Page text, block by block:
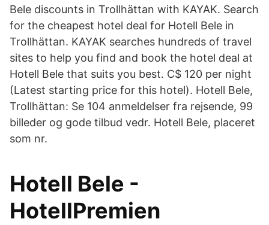
Bele discounts in Trollhättan with KAYAK. Search
for the cheapest hotel deal for Hotell Bele in
Trollhättan. KAYAK searches hundreds of travel
sites to help you find and book the hotel deal at
Hotell Bele that suits you best. C$ 120 per night
(Latest starting price for this hotel). Hotell Bele,
Trollhättan: Se 104 anmeldelser fra rejsende, 99
billeder og gode tilbud vedr. Hotell Bele, placeret
som nr.
Hotell Bele -
HotellPremien